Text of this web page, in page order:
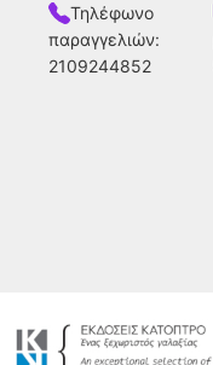
Τηλέφωνο
παραγγελιών:
2109244852